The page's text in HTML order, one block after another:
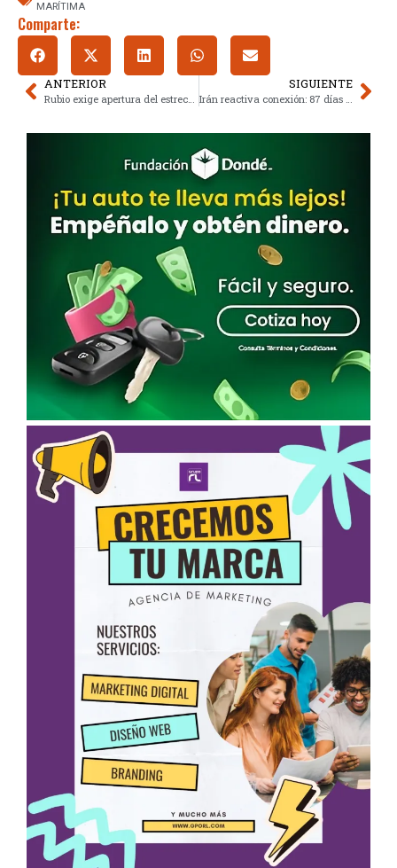
MARÍTIMA
Comparte:
ANTERIOR
Rubio exige apertura del estrecho de Ormuz; Irán restringe accesos
SIGUIENTE
Irán reactiva conexión: 87 días de bloqueo digital redefinen su economía